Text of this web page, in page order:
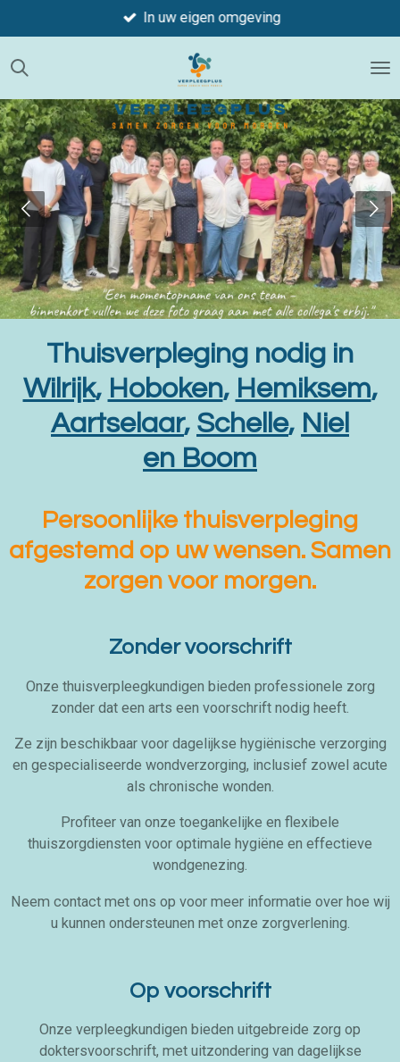
direct
naar
hoofdinhoud
In uw eigen omgeving
Thuisverpleging nodig in
Wilrijk, Hoboken, Hemiksem,
Aartselaar, Schelle, Niel
en Boom
Persoonlijke thuisverpleging
afgestemd op uw wensen. Samen
zorgen voor morgen.
Zonder voorschrift
Onze thuisverpleegkundigen bieden professionele zorg
zonder dat een arts een voorschrift nodig heeft.
Ze zijn beschikbaar voor dagelijkse hygiënische verzorging
en gespecialiseerde wondverzorging, inclusief zowel acute
als chronische wonden.
Profiteer van onze toegankelijke en flexibele
thuiszorgdiensten voor optimale hygiëne en effectieve
wondgenezing.
Neem contact met ons op voor meer informatie over hoe wij
u kunnen ondersteunen met onze zorgverlening.
Op voorschrift
Onze verpleegkundigen bieden uitgebreide zorg op
doktersvoorschrift, met uitzondering van dagelijkse